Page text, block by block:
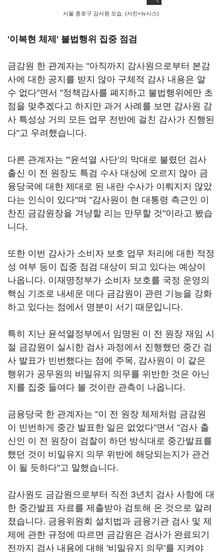
서울 종로구 감사원 모습. (사진=뉴시스)
'이복현 체제' 불법행위 집중 점검
금감원 한 관계자는 "아직까지 감사원으로부터 본감
사에 대한 공지를 받지 않아 구체적 감사 내용은 알
수 없다"면서 "정책감사를 폐지하고 불법행위에만 초
점을 맞추겠다고 하지만 과거 사례를 보면 감사원 감
사 특성상 거의 모든 업무 전반에 걸친 감사가 진행된
다"고 우려했습니다.
다른 관계자는 "'윤석열 사단'의 막대로 불렸던 검사
출신 이 전 원장도 특검 수사 대상에 오르지 않아 금
융당국에 대한 제대로 된 내란 수사가 이뤄지지 않았
다는 인식이 있다"며 "감사원이 현 대통령 측근인 이
찬진 금감원장을 겨냥할 리는 만무할 것"이라고 봤습
니다.
또한 이번 감사가 소비자 보호 업무 처리에 대한 적정
성 여부 등이 집중 점검 대상이 되고 있다는 예상이
나옵니다. 이재명정부가 소비자 보호를 국정 운영의
핵심 기조로 내세운 데다 금감원이 관련 기능을 강화
하고 있다는 점에서 명분이 서기 때문입니다.
특히 지난 윤석열정부에서 임명된 이 전 원장 재임 시
절 금감원이 실시한 검사 과정에서 진행했던 중간 검
사 발표가 빈번했다는 점에 주목, 감사원이 이 같은
행위가 공무원의 비밀유지 의무를 위반한 것은 아닌
지를 집중 들여다 볼 것이란 관측이 나옵니다.
금융당국 한 관계자는 "이 전 원장 체제처럼 금감원
이 빈번하게 중간 발표한 일은 없었다"면서 "검사 출
신인 이 전 원장이 검찰이 하던 방식대로 중간발표를
했던 것이 비밀유지 의무 위반에 해당되는지가 관건
이 될 듯하다"고 말했습니다.
감사원도 금감원으로부터 직전 3년치 검사 사항에 대
한 중간발표 자료를 제출받아 검토해 온 것으로 알려
졌습니다. 금융위원회 설치법과 금융기관 검사 및 제
제에 관한 규정에 따르면 금감원은 검사가 완료되기
전까지 검사 내용에 대해 '비밀유지 의무'를 지켜야